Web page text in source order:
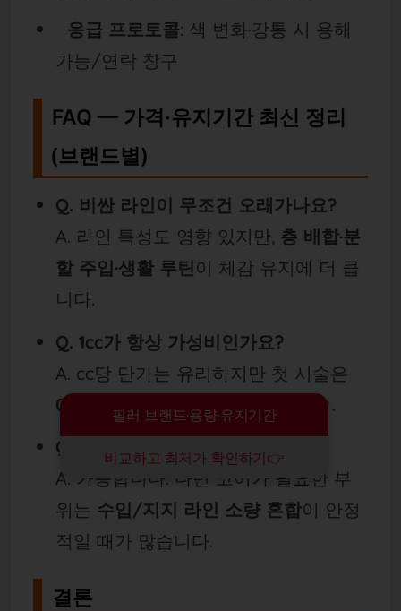
응급 프로토콜: 색 변화·강통 시 용해
가능/연락 창구
FAQ — 가격·유지기간 최신 정리
(브랜드별)
Q. 비싼 라인이 무조건 오래가나요?
A. 라인 특성도 영향 있지만, 층 배합·분
할 주입·생활 루틴이 체감 유지에 더 큽
니다.
Q. 1cc가 항상 가성비인가요?
A. cc당 단가는 유리하지만 첫 시술은
0.5cc + 리터치
가 실패율↓, 만족도↑.
Q. 국산만 써도 괜찮나요?
A. 가능합니다. 다만 코어가 필요한 부
위는 수입/지지 라인 소량 혼합이 안정
적일 때가 많습니다.
결론
필러 브랜드·용량·유지기간
비교하고 최저가 확인하기👉